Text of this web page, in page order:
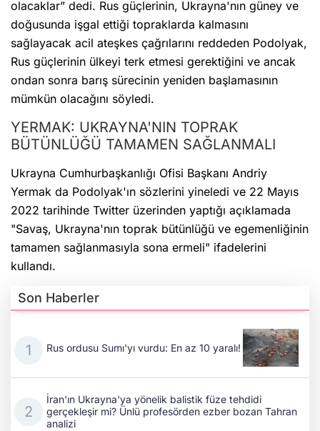
olacaklar” dedi. Rus güçlerinin, Ukrayna'nın güney ve
doğusunda işgal ettiği topraklarda kalmasını
sağlayacak acil ateşkes çağrılarını reddeden Podolyak,
Rus güçlerinin ülkeyi terk etmesi gerektiğini ve ancak
ondan sonra barış sürecinin yeniden başlamasının
mümkün olacağını söyledi.
YERMAK: UKRAYNA'NIN TOPRAK
BÜTÜNLÜĞÜ TAMAMEN SAĞLANMALI
Ukrayna Cumhurbaşkanlığı Ofisi Başkanı Andriy
Yermak da Podolyak'ın sözlerini yineledi ve 22 Mayıs
2022 tarihinde Twitter üzerinden yaptığı açıklamada
"Savaş, Ukrayna'nın toprak bütünlüğü ve egemenliğinin
tamamen sağlanmasıyla sona ermeli" ifadelerini
kullandı.
Son Haberler
Rus ordusu Sumı'yı vurdu: En az 10 yaralı!
İran'ın Ukrayna'ya yönelik balistik füze tehdidi
gerçekleşir mi? Ünlü profesörden ezber bozan Tahran
analizi